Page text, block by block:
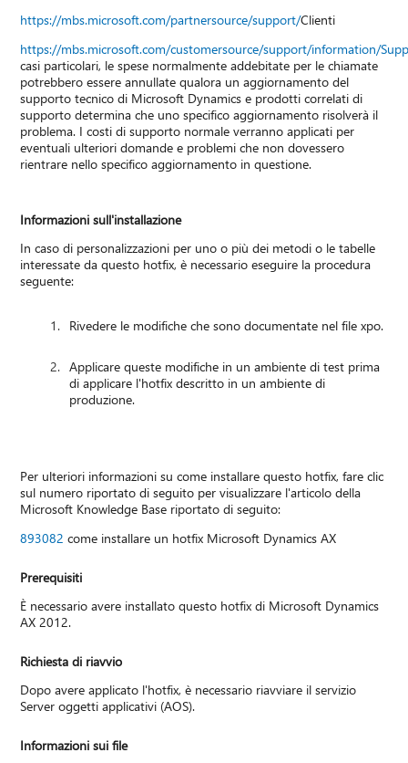
https://mbs.microsoft.com/partnersource/support/Clienti
https://mbs.microsoft.com/customersource/support/information/
casi particolari, le spese normalmente addebitate per le chiamate
potrebbero essere annullate qualora un aggiornamento del
supporto tecnico di Microsoft Dynamics e prodotti correlati di
supporto determina che uno specifico aggiornamento risolverà il
problema. I costi di supporto normale verranno applicati per
eventuali ulteriori domande e problemi che non dovessero
rientrare nello specifico aggiornamento in questione.
Informazioni sull'installazione
In caso di personalizzazioni per uno o più dei metodi o le tabelle
interessate da questo hotfix, è necessario eseguire la procedura
seguente:
Rivedere le modifiche che sono documentate nel file xpo.
Applicare queste modifiche in un ambiente di test prima
di applicare l'hotfix descritto in un ambiente di
produzione.
Per ulteriori informazioni su come installare questo hotfix, fare clic
sul numero riportato di seguito per visualizzare l'articolo della
Microsoft Knowledge Base riportato di seguito:
893082 come installare un hotfix Microsoft Dynamics AX
Prerequisiti
È necessario avere installato questo hotfix di Microsoft Dynamics
AX 2012.
Richiesta di riavvio
Dopo avere applicato l'hotfix, è necessario riavviare il servizio
Server oggetti applicativi (AOS).
Informazioni sui file